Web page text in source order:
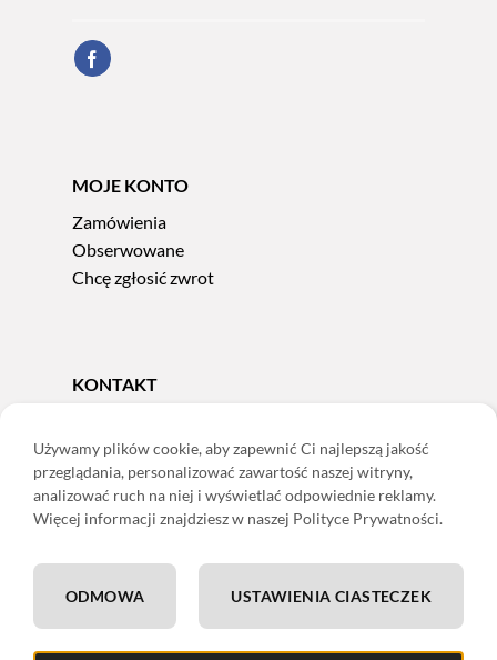
MOJE KONTO
Zamówienia
Obserwowane
Chcę zgłosić zwrot
KONTAKT
e-mail:sklep@adoris.pl
poniedziałek - piątek 8:00-16:00
Adoris Dorota Święcka
58-502 Jelenia Góra
ING: 22 1050 1751 1000 0091 0971 2688
Używamy plików cookie, aby zapewnić Ci najlepszą jakość
przeglądania, personalizować zawartość naszej witryny,
analizować ruch na niej i wyświetlać odpowiednie reklamy.
Więcej informacji znajdziesz w naszej Polityce Prywatności.
USTAWIENIA CIASTECZEK
ODMOWA